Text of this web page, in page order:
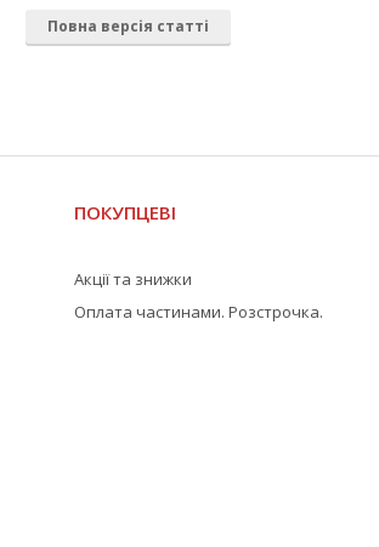
Повна версія статті
ПОКУПЦЕВІ
Акції та знижки
Оплата частинами. Розстрочка.